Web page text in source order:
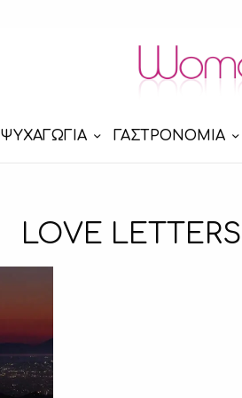
ΨΥΧΑΓΩΓΙΑ ΓΑΣΤΡΟΝΟΜΙΑ
LOVE